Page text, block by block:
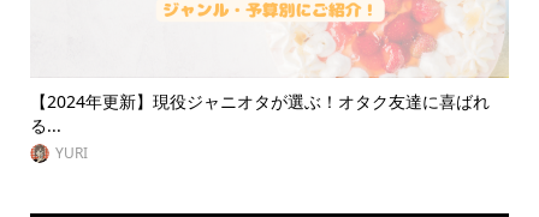
【2024年更新】現役ジャニオタが選ぶ！オタク友達に喜ばれ
る...
YURI